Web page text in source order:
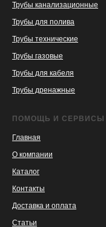
Трубы канализационные
Трубы для полива
Трубы технические
Трубы газовые
Трубы для кабеля
Трубы дренажные
ПОМОЩЬ И СЕРВИСЫ
Главная
О компании
Каталог
Контакты
Доставка и оплата
Статьи